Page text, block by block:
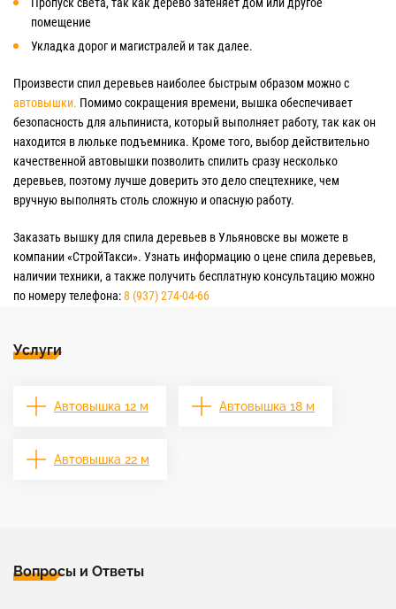
Пропуск света, так как дерево затеняет дом или другое
помещение
Укладка дорог и магистралей и так далее.
Произвести спил деревьев наиболее быстрым образом можно с
автовышки. Помимо сокращения времени, вышка обеспечивает
безопасность для альпиниста, который выполняет работу, так как он
находится в люльке подъемника. Кроме того, выбор действительно
качественной автовышки позволить спилить сразу несколько
деревьев, поэтому лучше доверить это дело спецтехнике, чем
вручную выполнять столь сложную и опасную работу.
Заказать вышку для спила деревьев в Ульяновске вы можете в
компании «СтройТакси». Узнать информацию о цене спила деревьев,
наличии техники, а также получить бесплатную консультацию можно
по номеру телефона:8 (937) 274-04-66
Услуги
Автовышка 12 м Автовышка 18 м
Автовышка 22 м
Вопросы и Ответы